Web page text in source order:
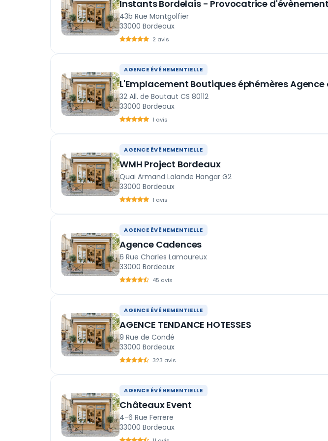
Instants Bordelais - Provocatrice d'évènement
43b Rue Montgolfier
33000 Bordeaux
2 avis
AGENCE ÉVÉNEMENTIELLE
L'Emplacement Boutiques éphémères Agence
32 All. de Boutaut CS 80112
33000 Bordeaux
1 avis
AGENCE ÉVÉNEMENTIELLE
WMH Project Bordeaux
Quai Armand Lalande Hangar G2
33000 Bordeaux
1 avis
AGENCE ÉVÉNEMENTIELLE
Agence Cadences
6 Rue Charles Lamoureux
33000 Bordeaux
45 avis
AGENCE ÉVÉNEMENTIELLE
AGENCE TENDANCE HOTESSES
9 Rue de Condé
33000 Bordeaux
323 avis
AGENCE ÉVÉNEMENTIELLE
Châteaux Event
4-6 Rue Ferrere
33000 Bordeaux